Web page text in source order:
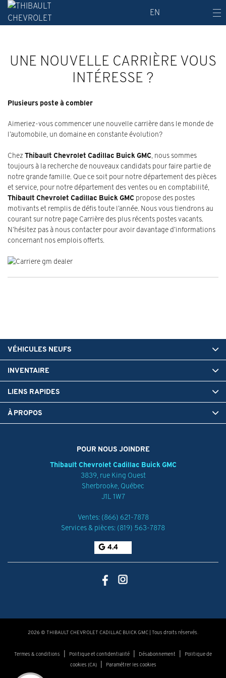
EN
UNE NOUVELLE CARRIÈRE VOUS
INTÉRESSE ?
Plusieurs poste à combler
Aimeriez-vous commencer une nouvelle carrière dans le monde de
l’automobile, un domaine en constante évolution?
Chez Thibault Chevrolet Cadillac Buick GMC, nous sommes
toujours à la recherche de nouveaux candidats pour faire partie de
notre grande famille. Que ce soit pour notre département des pièces
et service, pour notre département des ventes ou en comptabilité,
Thibault Chevrolet Cadillac Buick GMC propose des postes
motivants et remplis de défis toute l’année. Nous vous tiendrons au
courant sur notre page Carrière des plus récents postes vacants.
N’hésitez pas à nous contacter pour avoir davantage d’informations
concernant nos emplois offerts.
POUR NOUS JOINDRE
Thibault Chevrolet Cadillac Buick GMC
3839, rue King Ouest
Sherbrooke, Québec
J1L 1W7
Ventes: (866) 621-7878
Services & pièces: (819) 563-7878
4.4
VÉHICULES NEUFS
INVENTAIRE
LIENS RAPIDES
À PROPOS
2026 © THIBAULT CHEVROLET CADILLAC BUICK GMC | Tous droits réservés.
Termes & conditions | Politique et confidentialité | Désabonnement |
Politique de
cookies (CA)| Paramétrer les cookies